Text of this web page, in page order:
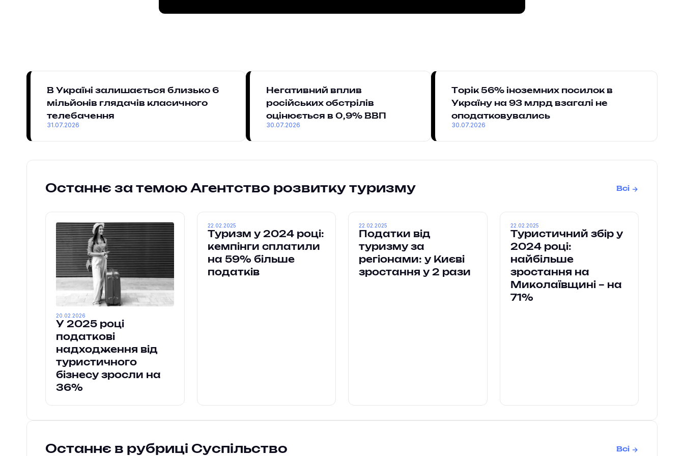
В Україні залишається близько 6
мільйонів глядачів класичного
телебачення
31.07.2026
Негативний вплив
російських обстрілів
оцінюється в 0,9% ВВП
30.07.2026
Торік 56% іноземних посилок в
Україну на 93 млрд взагалі не
оподатковувались
30.07.2026
Останнє за темою Агентство розвитку туризму Всі
У 2025 році
податкові
надходження від
туристичного
бізнесу зросли на
36%
20.02.2026
Туризм у 2024 році:
кемпінги сплатили
на 59% більше
податків
22.02.2025
Податки від
туризму за
регіонами: у Києві
зростання у 2 рази
22.02.2025
Туристичний збір у
2024 році:
найбільше
зростання на
Миколаївщині – на
71%
22.02.2025
Останнє в рубриці Суспільство Всі